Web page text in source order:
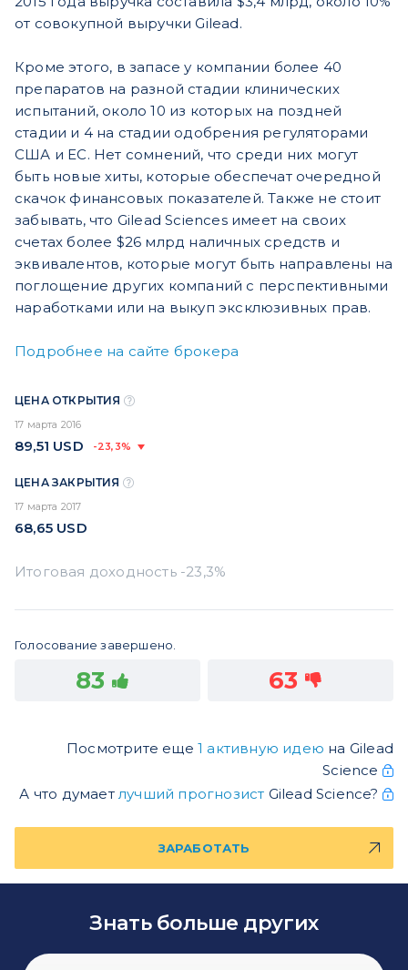
от совокупной выручки Gilead.
Кроме этого, в запасе у компании более 40
препаратов на разной стадии клинических
испытаний, около 10 из которых на поздней
стадии и 4 на стадии одобрения регуляторами
США и ЕС. Нет сомнений, что среди них могут
быть новые хиты, которые обеспечат очередной
скачок финансовых показателей. Также не стоит
забывать, что Gilead Sciences имеет на своих
счетах более $26 млрд наличных средств и
эквивалентов, которые могут быть направлены на
поглощение других компаний с перспективными
наработками или на выкуп эксклюзивных прав.
Подробнее на сайте брокера
ЦЕНА ОТКРЫТИЯ
17 марта 2016
89,51 USD -23,3%
ЦЕНА ЗАКРЫТИЯ
17 марта 2017
68,65 USD
Голосование завершено.
83 63
Посмотрите еще 1 активную идею на Gilead
Science
А что думает лучший прогнозист Gilead Science?
ЗАРАБОТАТЬ
Знать больше других